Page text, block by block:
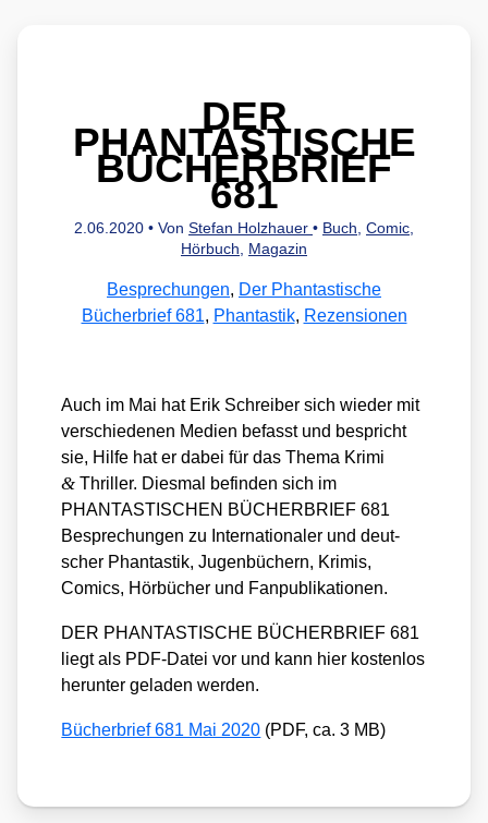
DER
PHANTASTISCHE
BÜCHERBRIEF
681
2.06.2020 • Von Stefan Holzhauer • Buch, Comic,
Hörbuch, Magazin
Besprechungen, Der Phantastische
Bücherbrief 681, Phantastik, Rezensionen
Auch im Mai hat Erik Schrei­ber sich wie­der mit
ver­schie­de­nen Medi­en befasst und bespricht
sie, Hil­fe hat er dabei für das The­ma Kri­mi
& Thril­ler. Dies­mal befin­den sich im
PHANTASTISCHEN BÜCHERBRIEF 681
Bespre­chun­gen zu Inter­na­tio­na­ler und deut­
scher Phan­tas­tik, Jugenbü­chern, Kri­mis,
Comics, Hör­bü­cher und Fan­pu­bli­ka­tio­nen.
DER PHANTASTISCHE BÜCHERBRIEF 681
liegt als PDF-Datei vor und kann hier kos­ten­los
her­un­ter gela­den wer­den.
Bücher­brief 681 Mai 2020 (PDF, ca. 3 MB)